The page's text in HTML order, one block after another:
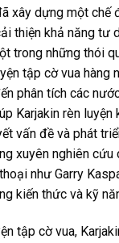
xây dựng một chế
thiện khả năng tư
trong những thói
tập cờ vua hàng
phân tích các
Karjakin rèn luyện
vấn đề và phát
xuyên nghiên cứu
như Garry
kiến thức và kỹ
tập cờ vua,